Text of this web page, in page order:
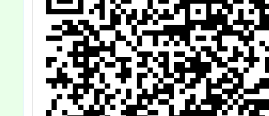
及修正「常態
化、制度化查核
人員範圍表」一
案